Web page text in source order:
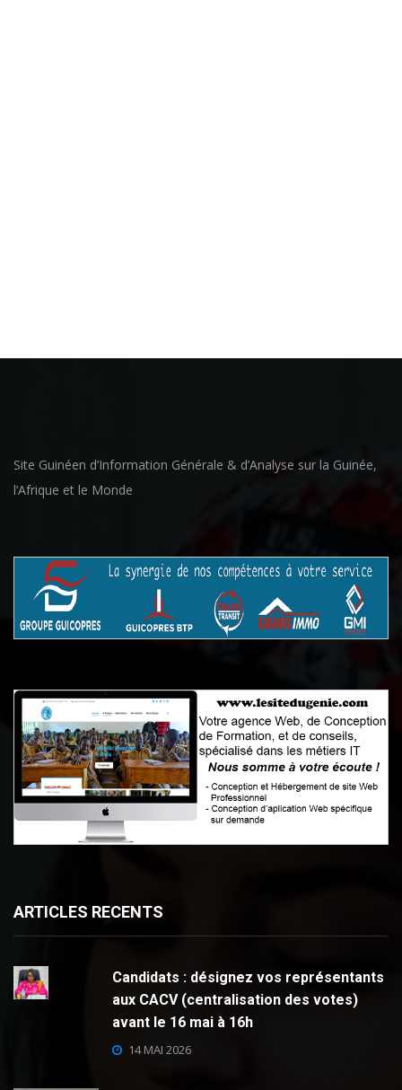
Site Guinéen d’Information Générale & d’Analyse sur la Guinée,
l’Afrique et le Monde
ARTICLES RECENTS
Candidats : désignez vos représentants
aux CACV (centralisation des votes)
avant le 16 mai à 16h
14 MAI 2026